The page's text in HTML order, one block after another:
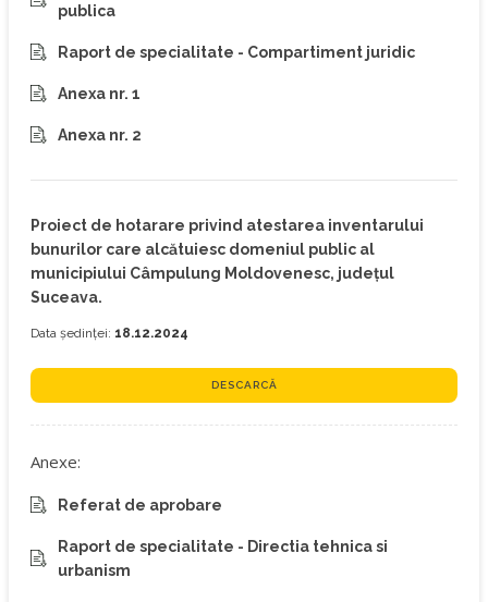
publica
Raport de specialitate - Compartiment juridic
Anexa nr. 1
Anexa nr. 2
Proiect de hotarare privind atestarea inventarului
bunurilor care alcătuiesc domeniul public al
municipiului Câmpulung Moldovenesc, județul
Suceava.
Data ședinței: 18.12.2024
DESCARCĂ
Anexe:
Referat de aprobare
Raport de specialitate - Directia tehnica si
urbanism